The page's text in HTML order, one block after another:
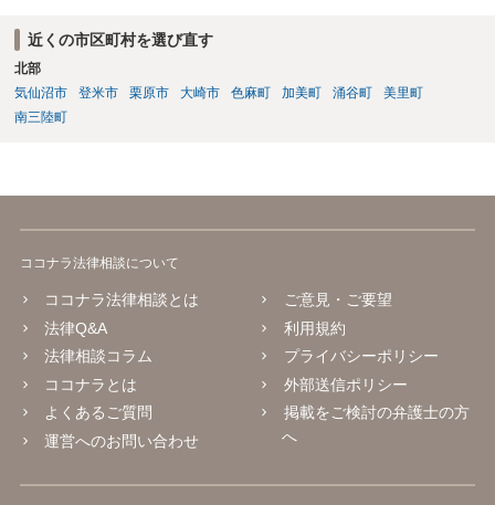
近くの市区町村を選び直す
北部
気仙沼市
登米市 栗原市 大崎市 色麻町 加美町 涌谷町
美里町
南三陸町
ココナラ法律相談について
ココナラ法律相談とは
法律Q&A
法律相談コラム
ココナラとは
よくあるご質問
運営へのお問い合わせ
ご意見・ご要望
利用規約
プライバシーポリシー
外部送信ポリシー
掲載をご検討の弁護士の方
へ